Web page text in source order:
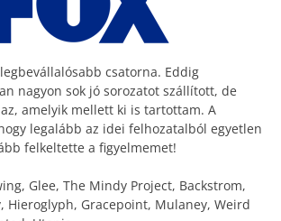
csatorna. Eddig
nagyon sok jó sorozatot szállított, de
amelyik mellett ki is tartottam. A
legalább az idei felhozatalból egyetlen
felkeltette a figyelmemet!
Glee, The Mindy Project, Backstrom,
Hieroglyph, Gracepoint, Mulaney, Weird